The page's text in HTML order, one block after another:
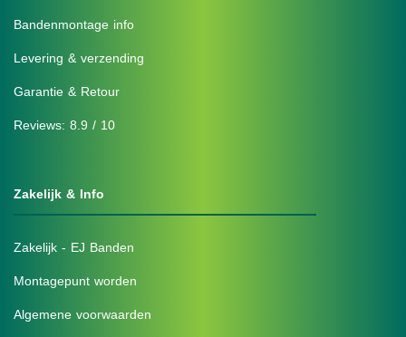
Bandenmontage info
Levering & verzending
Garantie & Retour
Reviews: 8.9 / 10
Zakelijk & Info
Zakelijk - EJ Banden
Montagepunt worden
Algemene voorwaarden